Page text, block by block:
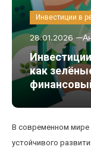
Инвестиции в
28.01.2026
как
В современном мире
устойчивого